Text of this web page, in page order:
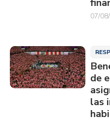
07/
de
las